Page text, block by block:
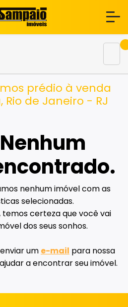
prédio à venda
Rio de Janeiro - RJ
Nenhum
nenhum imóvel com as
selecionadas.
certeza que você vai
dos seus sonhos.
um e-mail para nossa
a encontrar seu imóvel.